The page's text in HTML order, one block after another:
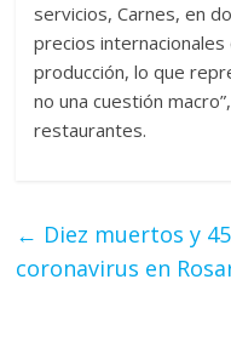
servicios, Carnes, en
precios
producción, lo que
no una cuestión
restaurantes.
← Diez muertos y
coronavirus en